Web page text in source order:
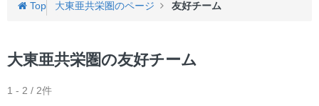
Top 大東亜共栄圏のページ 友好チーム
大東亜共栄圏の友好チーム
1 - 2 / 2件